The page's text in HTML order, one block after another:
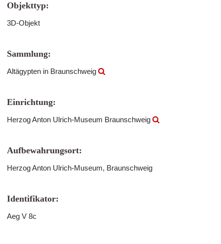
Objekttyp:
3D-Objekt
Sammlung:
Altägypten in Braunschweig
Einrichtung:
Herzog Anton Ulrich-Museum Braunschweig
Aufbewahrungsort:
Herzog Anton Ulrich-Museum, Braunschweig
Identifikator:
Aeg V 8c